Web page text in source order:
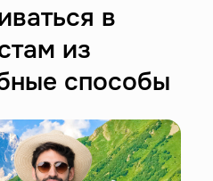
в
из
способы